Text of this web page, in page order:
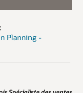
Planning -